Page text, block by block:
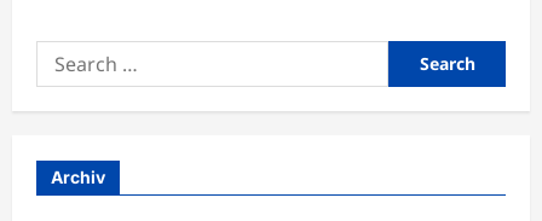
zur
Reaktionsabläufe
Search
for:
Archiv